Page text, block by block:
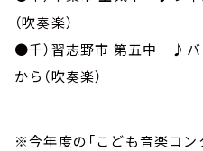
（吹奏楽）
●千）習志野市 第五中 ♪バ
から（吹奏楽）
※今年度の「こども音楽コン